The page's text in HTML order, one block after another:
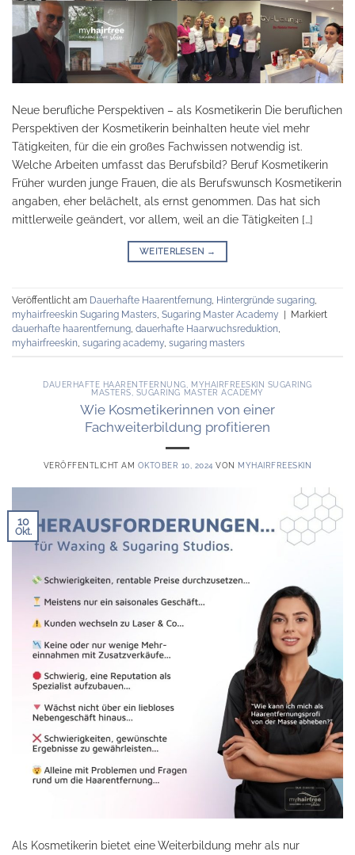
Neue berufliche Perspektiven – als Kosmetikerin Die beruflichen
Perspektiven der Kosmetikerin beinhalten heute viel mehr
Tätigkeiten, für die ein großes Fachwissen notwendig ist.
Welche Arbeiten umfasst das Berufsbild? Beruf Kosmetikerin
Früher wurden junge Frauen, die als Berufswunsch Kosmetikerin
angaben, eher belächelt, als ernst genommen. Das hat sich
mittlerweile geändert, vor allem, weil an die Tätigkeiten […]
WEITERLESEN →
Veröffentlicht am Dauerhafte Haarentfernung, Hintergründe sugaring,
myhairfreeskin Sugaring Masters, Sugaring Master Academy | Markiert
dauerhafte haarentfernung, dauerhafte Haarwuchsreduktion,
myhairfreeskin, sugaring academy, sugaring masters
DAUERHAFTE HAARENTFERNUNG
MYHAIRFREESKIN SUGARING
MASTERS
SUGARING MASTER ACADEMY
Wie Kosmetikerinnen von einer
Fachweiterbildung profitieren
VERÖFFENTLICHT AM OKTOBER 10, 2024 VON MYHAIRFREESKIN
10
Okt.
Als Kosmetikerin bietet eine Weiterbildung mehr als nur